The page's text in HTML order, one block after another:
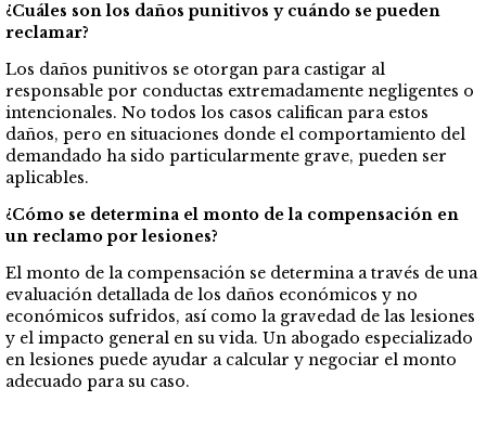
¿Cuáles son los daños punitivos y cuándo se pueden
reclamar?
Los daños punitivos se otorgan para castigar al
responsable por conductas extremadamente negligentes o
intencionales. No todos los casos califican para estos
daños, pero en situaciones donde el comportamiento del
demandado ha sido particularmente grave, pueden ser
aplicables.
¿Cómo se determina el monto de la compensación en
un reclamo por lesiones?
El monto de la compensación se determina a través de una
evaluación detallada de los daños económicos y no
económicos sufridos, así como la gravedad de las lesiones
y el impacto general en su vida. Un abogado especializado
en lesiones puede ayudar a calcular y negociar el monto
adecuado para su caso.